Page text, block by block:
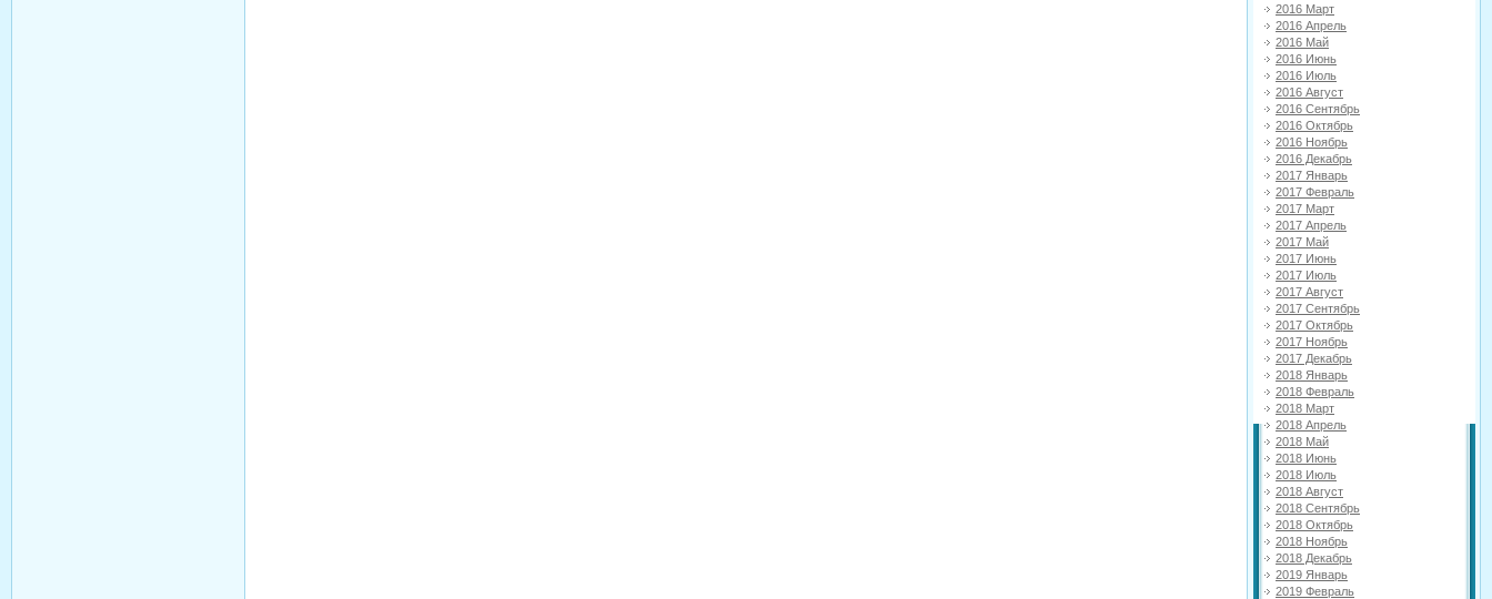
2016 Март
2016 Апрель
2016 Май
2016 Июнь
2016 Июль
2016 Август
2016 Сентябрь
2016 Октябрь
2016 Ноябрь
2016 Декабрь
2017 Январь
2017 Февраль
2017 Март
2017 Апрель
2017 Май
2017 Июнь
2017 Июль
2017 Август
2017 Сентябрь
2017 Октябрь
2017 Ноябрь
2017 Декабрь
2018 Январь
2018 Февраль
2018 Март
2018 Апрель
2018 Май
2018 Июнь
2018 Июль
2018 Август
2018 Сентябрь
2018 Октябрь
2018 Ноябрь
2018 Декабрь
2019 Январь
2019 Февраль